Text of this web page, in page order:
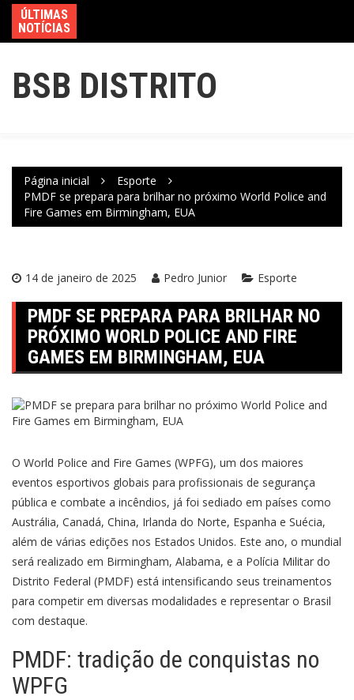
ÚLTIMAS
NOTÍCIAS
BSB DISTRITO
Página inicial
Esporte
PMDF se prepara para brilhar no próximo World Police and
Fire Games em Birmingham, EUA
14 de janeiro de 2025 Pedro Junior Esporte
PMDF SE PREPARA PARA BRILHAR NO
PRÓXIMO WORLD POLICE AND FIRE
GAMES EM BIRMINGHAM, EUA
O World Police and Fire Games (WPFG), um dos maiores
eventos esportivos globais para profissionais de segurança
pública e combate a incêndios, já foi sediado em países como
Austrália, Canadá, China, Irlanda do Norte, Espanha e Suécia,
além de várias edições nos Estados Unidos. Este ano, o mundial
será realizado em Birmingham, Alabama, e a Polícia Militar do
Distrito Federal (PMDF) está intensificando seus treinamentos
para competir em diversas modalidades e representar o Brasil
com destaque.
PMDF: tradição de conquistas no
WPFG